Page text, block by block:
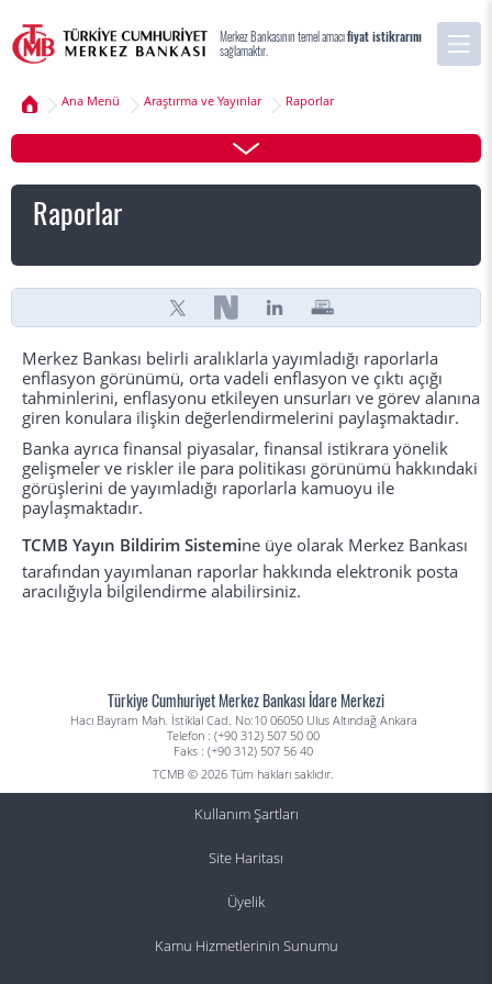
Merkez Bankasının temel amacıfiyat istikrarını
sağlamaktır.
Ana Menü Araştırma ve Yayınlar Raporlar
Raporlar
Merkez Bankası belirli aralıklarla yayımladığı raporlarla
enflasyon görünümü, orta vadeli enflasyon ve çıktı açığı
tahminlerini, enflasyonu etkileyen unsurları ve görev alanına
giren konulara ilişkin değerlendirmelerini paylaşmaktadır.
Banka ayrıca finansal piyasalar, finansal istikrara yönelik
gelişmeler ve riskler ile para politikası görünümü hakkındaki
görüşlerini de yayımladığı raporlarla kamuoyu ile
paylaşmaktadır.
TCMB Yayın Bildirim Sistemine üye olarak Merkez Bankası
tarafından yayımlanan raporlar hakkında elektronik posta
aracılığıyla bilgilendirme alabilirsiniz.
Türkiye Cumhuriyet Merkez Bankası İdare Merkezi
Hacı Bayram Mah. İstiklal Cad. No:10 06050 Ulus Altındağ Ankara
Telefon : (+90 312) 507 50 00
Faks : (+90 312) 507 56 40
TCMB © 2026 Tüm hakları saklıdır.
Kullanım Şartları
Site Haritası
Üyelik
Kamu Hizmetlerinin Sunumu